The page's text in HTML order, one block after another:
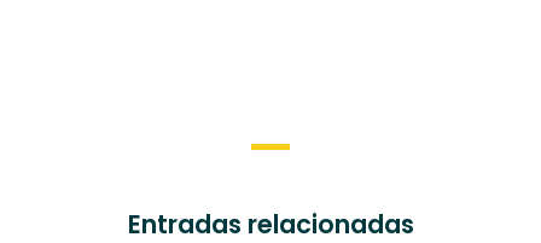
Entradas relacionadas